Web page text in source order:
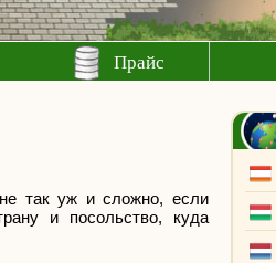
Прайс
так уж и сложно, если
и посольство, куда